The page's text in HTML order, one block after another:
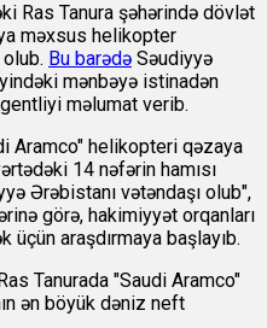
Ras Tanura şəhərində dövlət
məxsus helikopter
Bu barədə Səudiyyə
mənbəyə istinadən
məlumat verib.
Aramco" helikopteri qəzaya
14 nəfərin hamısı
Ərəbistanı vətəndaşı olub",
görə, hakimiyyət orqanları
üçün araşdırmaya başlayıb.
Tanurada "Saudi Aramco"
ən böyük dəniz neft